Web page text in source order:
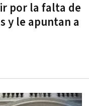
por la falta de
y le apuntan a